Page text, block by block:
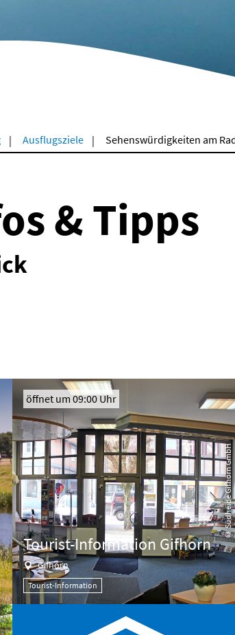
Ausflugsziele Sehenswürdigkeiten am
& Tipps
© Südheide Gifhorn GmbH
öffnet um 09:00 Uhr
Tourist-Information Gifhorn
Gifhorn
Tourist-Information